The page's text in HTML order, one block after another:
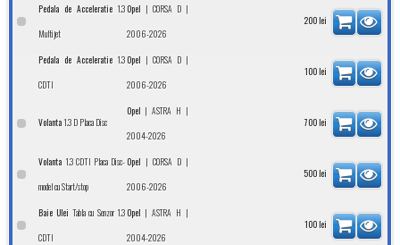
Pedala de Acceleratie1.3
Multijet
Opel | CORSA D |
2006-2026
200 lei
Pedala de Acceleratie1.3
CDTI
Opel | CORSA D |
2006-2026
100 lei
Volanta 1.3 D Placa Disc
Opel |ASTRA H |
2004-2026
700 lei
Volanta 1.3 CDTI Placa Disc-
model cu Start/stop
Opel | CORSA D |
2006-2026
500 lei
Baie Ulei Tabla cu Senzor 1.3
CDTI
Opel |ASTRA H |
2004-2026
100 lei